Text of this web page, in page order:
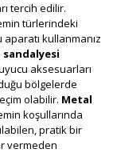
tercih edilir.
türlerindeki
kullanmanız
sandalyesi
aksesuarları
bölgelerde
olabilir. Metal
koşullarında
pratik bir
vermeden